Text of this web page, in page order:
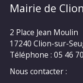
Mairie de
2 Place Jean Moulin
17240 Clion-sur-
Téléphone : 05 46
Nous contacter :